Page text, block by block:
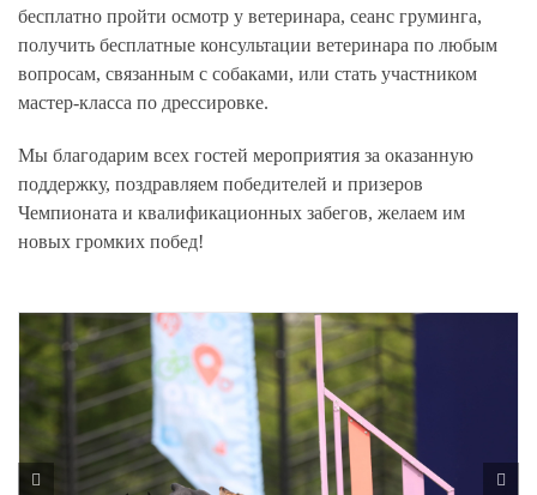
бесплатно пройти осмотр у ветеринара, сеанс груминга,
получить бесплатные консультации ветеринара по любым
вопросам, связанным с собаками, или стать участником
мастер-класса по дрессировке.
Мы благодарим всех гостей мероприятия за оказанную
поддержку, поздравляем победителей и призеров
Чемпионата и квалификационных забегов, желаем им
новых громких побед!